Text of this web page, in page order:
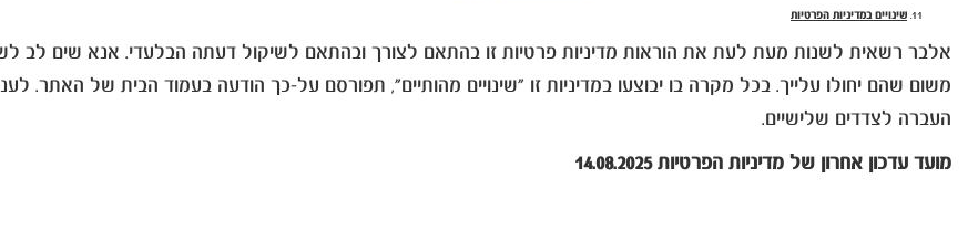
שינויים במדיניות הפרטיות
אלבר רשאית לשנות מעת לעת את הוראות מדיניות פרטיות זו בהתאם לצורך ובהתאם לשיקול דעתה הבלעדי. אנא שים לב
משום שהם יחולו עלייך. בכל מקרה בו יבוצעו במדיניות זו "שינויים מהותיים", תפורסם על-כך הודעה בעמוד הבית של האתר.
העברה לצדדים שלישיים.
מועד עדכון אחרון של מדיניות הפרטיות 14.08.2025